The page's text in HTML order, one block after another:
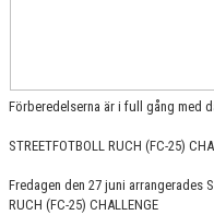
Förberedelserna är i full gång med
STREETFOTBOLL RUCH (FC-25)
Fredagen den 27 juni arrangerades
RUCH (FC-25) CHALLENGE